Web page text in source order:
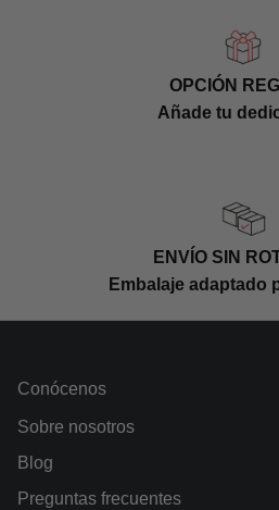
Ostatu Joven no está
envejecimiento prolongado.
OPCIÓN
Añade tu
ENVÍO SIN
Embalaje adaptado
Conócenos
Sobre nosotros
Blog
Preguntas frecuentes